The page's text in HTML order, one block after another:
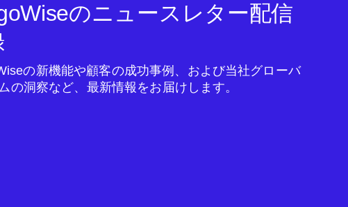
のニュースレター配信
の新機能や顧客の成功事例、および当社グローバ
の洞察など、最新情報をお届けします。